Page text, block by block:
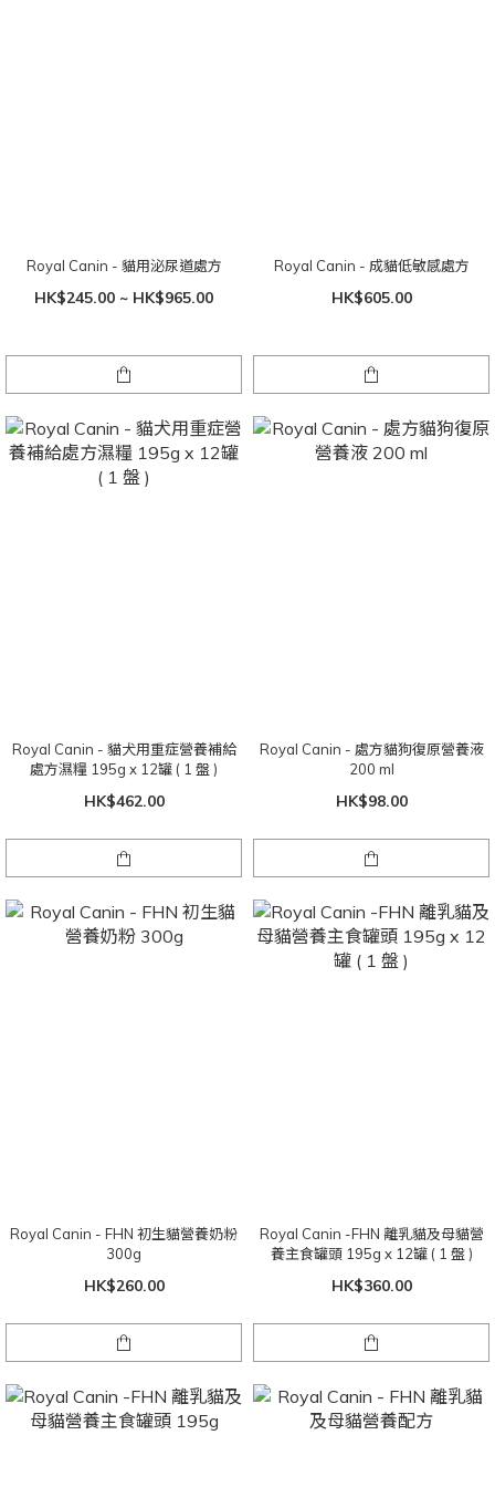
Royal Canin - 貓用泌尿道處方
HK$245.00 ~ HK$965.00
Royal Canin - 成貓低敏感處方
HK$605.00
Royal Canin - 貓犬用重症營養補給
處方濕糧 195g x 12罐 ( 1 盤 )
HK$462.00
Royal Canin - 處方貓狗復原營養液
200 ml
HK$98.00
Royal Canin - FHN 初生貓營養奶粉
300g
HK$260.00
Royal Canin -FHN 離乳貓及母貓營
養主食罐頭 195g x 12罐 ( 1 盤 )
HK$360.00